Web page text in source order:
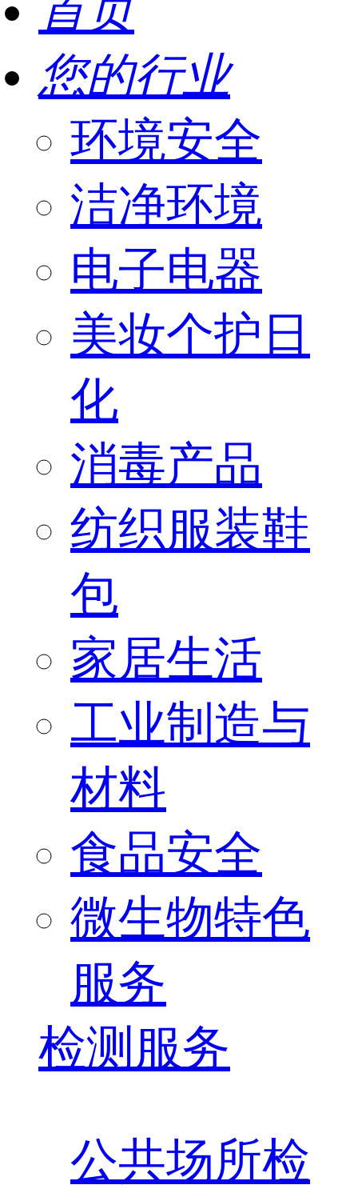
首页
您的行业
环境安全
洁净环境
电子电器
美妆个护日
化
消毒产品
纺织服装鞋
包
家居生活
工业制造与
材料
食品安全
微生物特色
服务
检测服务
公共场所检